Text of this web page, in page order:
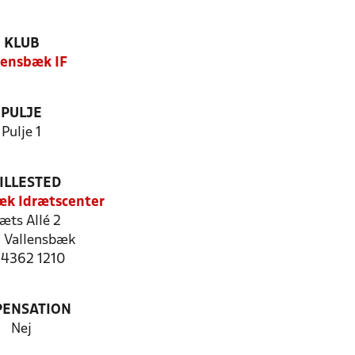
KLUB
IF
PULJE
Pulje 1
Idrætscenter
Allé 2
Vallensbæk
4362 1210
Nej